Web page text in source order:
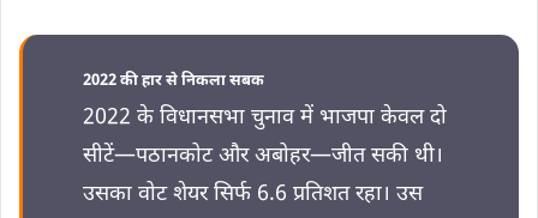
2022 की हार से निकला सबक
2022 के विधानसभा चुनाव में भाजपा केवल दो
सीटें—पठानकोट और अबोहर—जीत सकी थी।
उसका वोट शेयर सिर्फ 6.6 प्रतिशत रहा। उस